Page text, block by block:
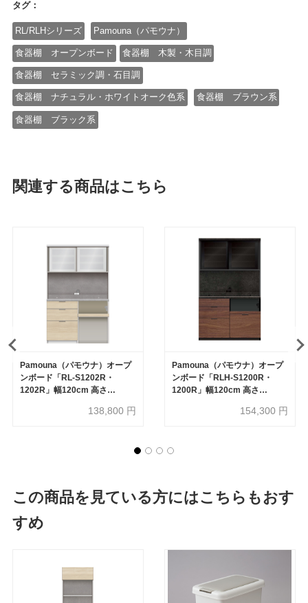
タグ：
RL/RLHシリーズ Pamouna（パモウナ）
食器棚 オープンボード 食器棚 木製・木目調
食器棚 セラミック調・石目調
食器棚 ナチュラル・ホワイトオーク色系 食器棚 ブラウン系
食器棚 ブラック系
関連する商品はこちら
Pamouna（パモウナ）オープ
ンボード「RL-S1202R・
1202R」幅120cm 高さ
（44.5cm・50cm）下台オー
138,800 円
Pamouna（パモウナ）オープ
ンボード「RLH-S1200R・
1200R」幅120cm 高さ
（44.5cm・50cm）全4色
154,300 円
この商品を見ている方にはこちらもおす
すめ